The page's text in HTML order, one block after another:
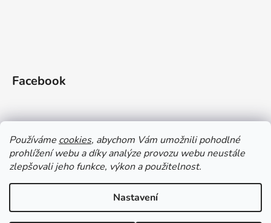
Používáme cookies, abychom Vám umožnili pohodlné
prohlížení webu a díky analýze provozu webu neustále
zlepšovali jeho funkce, výkon a použitelnost.
Nastavení
Facebook
Doprava a platba Vrácení zboží Obchodní podmínky
Zásady ochrany OÚ a GDPR Magazín Kontakty